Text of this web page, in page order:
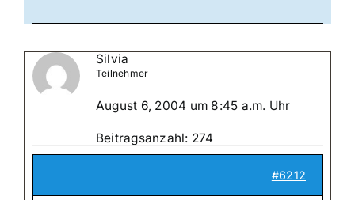
Silvia
Teilnehmer
August 6, 2004 um 8:45 a.m. Uhr
Beitragsanzahl: 274
#6212